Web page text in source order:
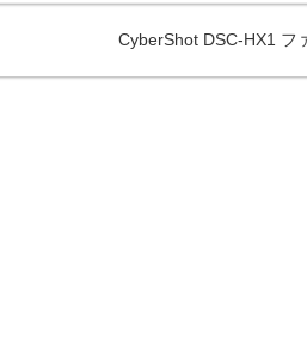
CyberShot DSC-HX1 フ